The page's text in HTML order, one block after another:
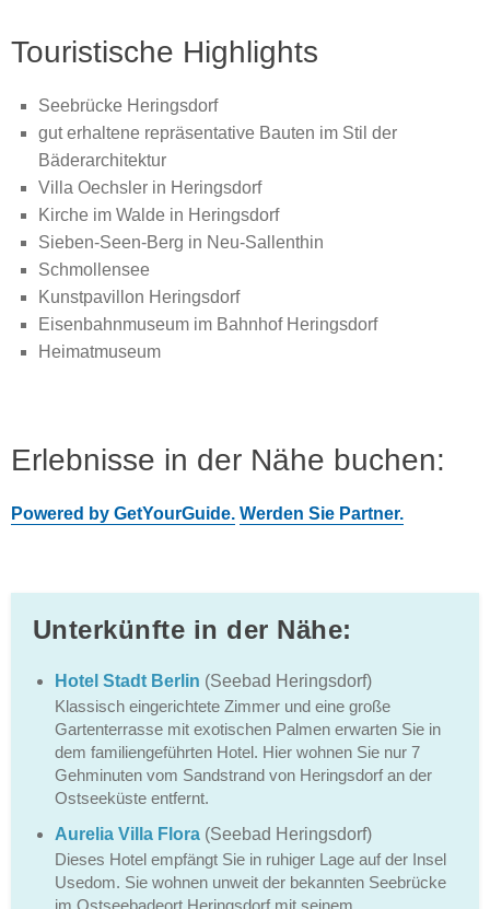
Touristische Highlights
Seebrücke Heringsdorf
gut erhaltene repräsentative Bauten im Stil der
Bäderarchitektur
Villa Oechsler in Heringsdorf
Kirche im Walde in Heringsdorf
Sieben-Seen-Berg in Neu-Sallenthin
Schmollensee
Kunstpavillon Heringsdorf
Eisenbahnmuseum im Bahnhof Heringsdorf
Heimatmuseum
Erlebnisse in der Nähe buchen:
Powered by GetYourGuide. Werden Sie Partner.
Unterkünfte in der Nähe:
Hotel Stadt Berlin (Seebad Heringsdorf)
Klassisch eingerichtete Zimmer und eine große
Gartenterrasse mit exotischen Palmen erwarten Sie in
dem familiengeführten Hotel. Hier wohnen Sie nur 7
Gehminuten vom Sandstrand von Heringsdorf an der
Ostseeküste entfernt.
Aurelia Villa Flora (Seebad Heringsdorf)
Dieses Hotel empfängt Sie in ruhiger Lage auf der Insel
Usedom. Sie wohnen unweit der bekannten Seebrücke
im Ostseebadeort Heringsdorf mit seinem